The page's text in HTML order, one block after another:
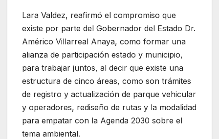
Lara Valdez, reafirmó el compromiso que
existe por parte del Gobernador del Estado Dr.
Américo Villarreal Anaya, como formar una
alianza de participación estado y municipio,
para trabajar juntos, al decir que existe una
estructura de cinco áreas, como son trámites
de registro y actualización de parque vehicular
y operadores, rediseño de rutas y la modalidad
para empatar con la Agenda 2030 sobre el
tema ambiental.